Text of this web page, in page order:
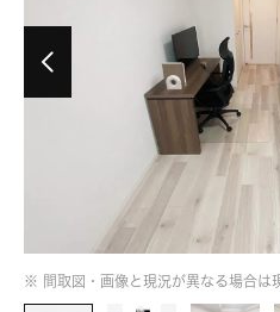
※ 間取図・画像と現況が異なる場合は